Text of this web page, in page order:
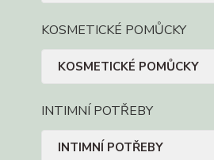
KOSMETICKÉ POMŮCKY
KOSMETICKÉ POMŮCKY
INTIMNÍ POTŘEBY
INTIMNÍ POTŘEBY